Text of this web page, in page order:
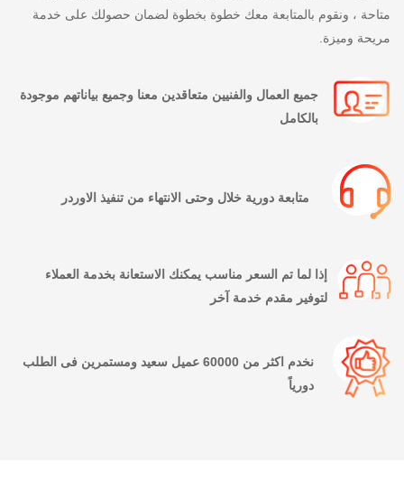
متاحة ، ونقوم بالمتابعة معك خطوة بخطوة لضمان حصولك على خدمة
مريحة وميزة.
جميع العمال والفنيين متعاقدين معنا وجميع بياناتهم موجودة
بالكامل
متابعة دورية خلال وحتى الانتهاء من تنفيذ الاوردر
إذا لما تم السعر مناسب يمكنك الاستعانة بخدمة العملاء
لتوفير مقدم خدمة آخر
نخدم اكثر من 60000 عميل سعيد ومستمرين فى الطلب
دورياً